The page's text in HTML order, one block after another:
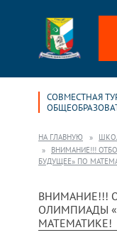
СОВМЕСТНАЯ
НА ГЛАВНУЮ
ВНИМАНИЕ!!!
БУДУЩЕЕ» ПО
ВНИМАНИЕ!!!
ОЛИМПИАДЫ
МАТЕМАТИКЕ!